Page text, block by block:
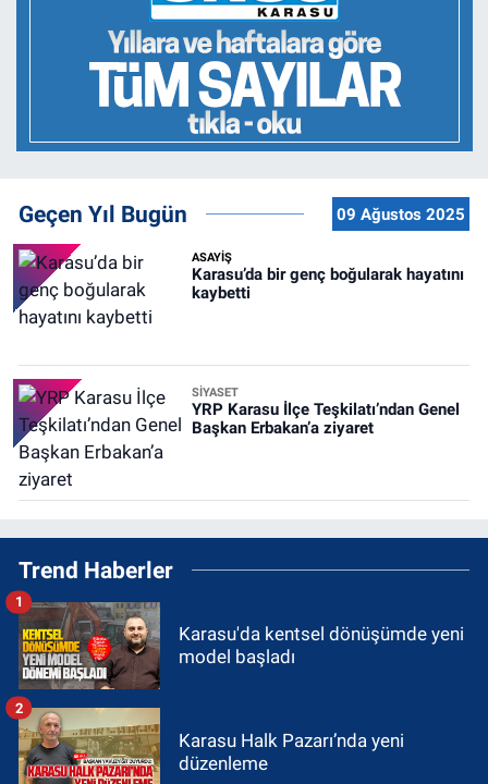
Geçen Yıl Bugün 09 Ağustos 2025
ASAYİŞ
Karasu’da bir genç boğularak hayatını
kaybetti
SİYASET
YRP Karasu İlçe Teşkilatı’ndan Genel
Başkan Erbakan’a ziyaret
Trend Haberler
Karasu'da kentsel dönüşümde yeni
model başladı
1
Karasu Halk Pazarı’nda yeni
düzenleme
2